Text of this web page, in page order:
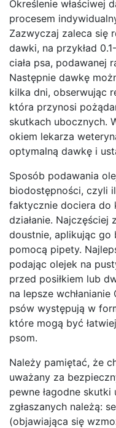
Określenie właściwej
procesem
Zazwyczaj zaleca się
dawki, na przykład
ciała psa, podawanej
Następnie dawkę
kilka dni, obserwując
która przynosi
skutkach ubocznych.
okiem lekarza
optymalną dawkę i
Sposób podawania
biodostępności, czyli
faktycznie dociera do
działanie. Najczęściej
doustnie, aplikując go
pomocą pipety.
podając olejek na
przed posiłkiem lub
na lepsze
psów występują w
które mogą być
psom.
Należy pamiętać, że
uważany za
pewne łagodne
zgłaszanych należą:
(objawiająca się